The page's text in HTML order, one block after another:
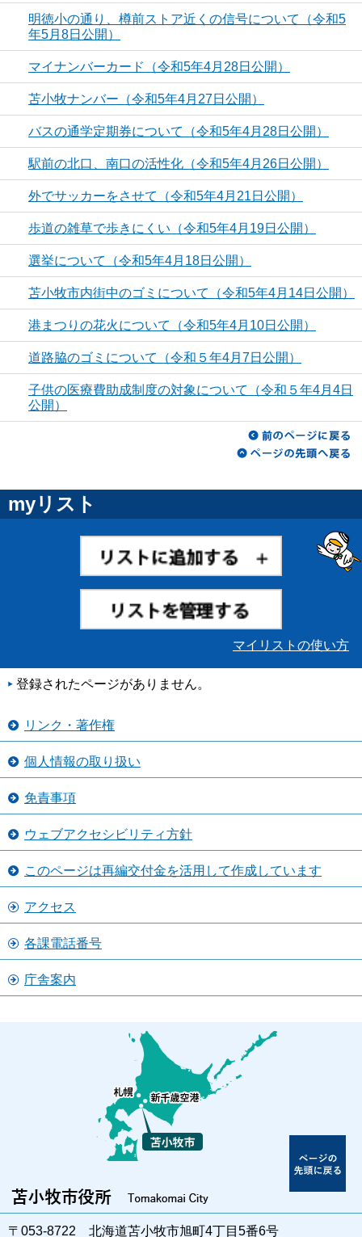
明徳小の通り、樽前ストア近くの信号について（令和5
年5月8日公開）
マイナンバーカード（令和5年4月28日公開）
苫小牧ナンバー（令和5年4月27日公開）
バスの通学定期券について（令和5年4月28日公開）
駅前の北口、南口の活性化（令和5年4月26日公開）
外でサッカーをさせて（令和5年4月21日公開）
歩道の雑草で歩きにくい（令和5年4月19日公開）
選挙について（令和5年4月18日公開）
苫小牧市内街中のゴミについて（令和5年4月14日公開）
港まつりの花火について（令和5年4月10日公開）
道路脇のゴミについて（令和５年4月7日公開）
子供の医療費助成制度の対象について（令和５年4月4日
公開）
myリスト
マイリストの使い方
登録されたページがありません。
リンク・著作権
個人情報の取り扱い
免責事項
ウェブアクセシビリティ方針
このページは再編交付金を活用して作成しています
アクセス
各課電話番号
庁舎案内
〒053-8722 北海道苫小牧市旭町4丁目5番6号